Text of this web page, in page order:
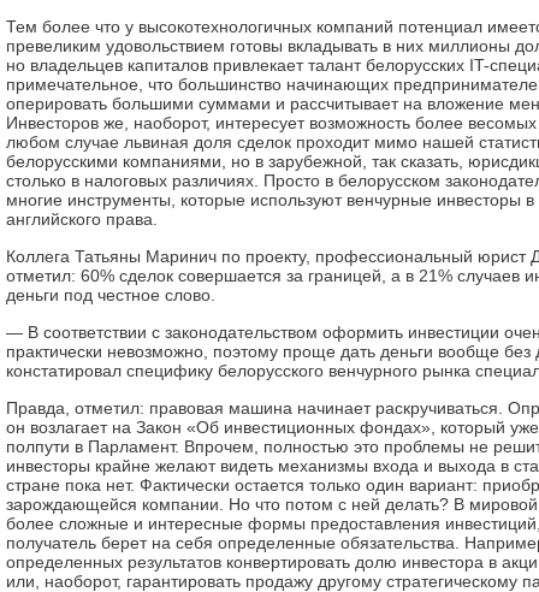
Тем более что у высокотехнологичных компаний потенциал
превеликим удовольствием готовы вкладывать в них миллионы
но владельцев капиталов привлекает талант белорусских IT-
примечательное, что большинство начинающих
оперировать большими суммами и рассчитывает на вложение
Инвесторов же, наоборот, интересует возможность более
любом случае львиная доля сделок проходит мимо нашей
белорусскими компаниями, но в зарубежной, так сказать,
столько в налоговых различиях. Просто в белорусском
многие инструменты, которые используют венчурные инвесторы в
английского права.
Коллега Татьяны Маринич по проекту, профессиональный юрист
отметил: 60% сделок совершается за границей, а в 21% случаев
деньги под честное слово.
— В соответствии с законодательством оформить инвестиции
практически невозможно, поэтому проще дать деньги вообще
констатировал специфику белорусского венчурного рынка
Правда, отметил: правовая машина начинает раскручиваться.
он возлагает на Закон «Об инвестиционных фондах», который
полпути в Парламент. Впрочем, полностью это проблемы не
инвесторы крайне желают видеть механизмы входа и выхода в
стране пока нет. Фактически остается только один вариант:
зарождающейся компании. Но что потом с ней делать? В мировой
более сложные и интересные формы предоставления
получатель берет на себя определенные обязательства.
определенных результатов конвертировать долю инвестора в
или, наоборот, гарантировать продажу другому стратегическому